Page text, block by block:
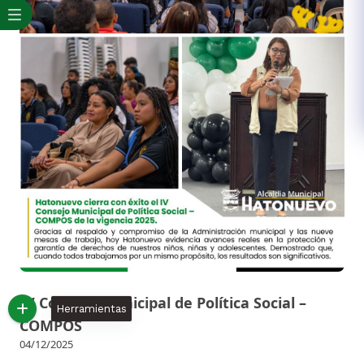
IV Consejo Municipal de Política Social –
COMPOS
04/12/2025
Herramientas